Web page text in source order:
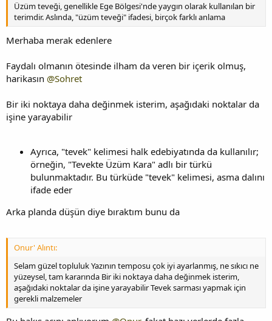
Üzüm teveği, genellikle Ege Bölgesi'nde yaygın olarak kullanılan bir
terimdir. Aslında, "üzüm teveği" ifadesi, birçok farklı anlama
Merhaba merak edenlere
Faydalı olmanın ötesinde ilham da veren bir içerik olmuş,
harikasın @Sohret
Bir iki noktaya daha değinmek isterim, aşağıdaki noktalar da
işine yarayabilir
Ayrıca, "tevek" kelimesi halk edebiyatında da kullanılır;
örneğin, "Tevekte Üzüm Kara" adlı bir türkü
bulunmaktadır. Bu türküde "tevek" kelimesi, asma dalını
ifade eder
Arka planda düşün diye bıraktım bunu da
Onur' Alıntı:
Selam güzel topluluk Yazının temposu çok iyi ayarlanmış, ne sıkıcı ne
yüzeysel, tam kararında Bir iki noktaya daha değinmek isterim,
aşağıdaki noktalar da işine yarayabilir Tevek sarması yapmak için
gerekli malzemeler